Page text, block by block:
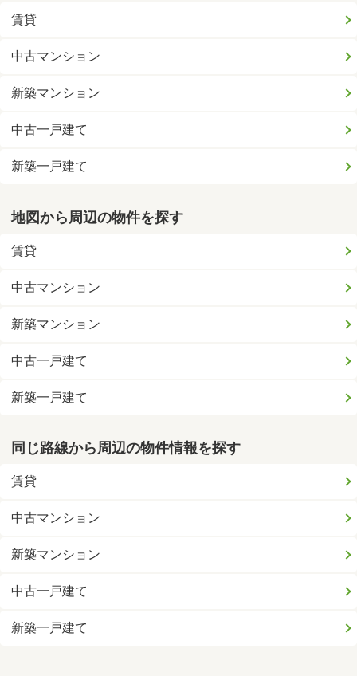
賃貸
中古マンション
新築マンション
中古一戸建て
新築一戸建て
地図から周辺の物件を探す
賃貸
中古マンション
新築マンション
中古一戸建て
新築一戸建て
同じ路線から周辺の物件情報を探す
賃貸
中古マンション
新築マンション
中古一戸建て
新築一戸建て